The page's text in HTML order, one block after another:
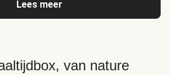
Lees meer
van nature